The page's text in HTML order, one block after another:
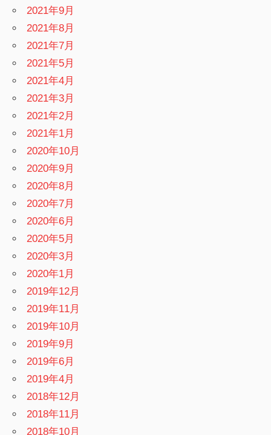
2021年9月
2021年8月
2021年7月
2021年5月
2021年4月
2021年3月
2021年2月
2021年1月
2020年10月
2020年9月
2020年8月
2020年7月
2020年6月
2020年5月
2020年3月
2020年1月
2019年12月
2019年11月
2019年10月
2019年9月
2019年6月
2019年4月
2018年12月
2018年11月
2018年10月